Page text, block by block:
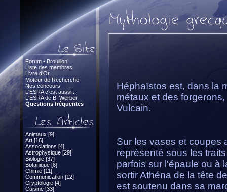
Forum - Brouillon
Liste des membres
Livre d'Or
Moteur de Recherche
Nos concours
L'ESRA c'est aussi...
L'ESRA de B. Werber
Questions fréquentes
Animaux [9]
Art [16]
Associations [4]
Astrophysique [29]
Biologie [37]
Botanique [8]
Chimie [11]
Communication [12]
Cryptologie [4]
Cuisine [33]
Héphaïstos est, dans la
métaux et des
Vulcain.
Sur les vases et coupes
représenté sous les
parfois sur l'épaule ou à
sortir Athéna de la tête
est soutenu dans sa